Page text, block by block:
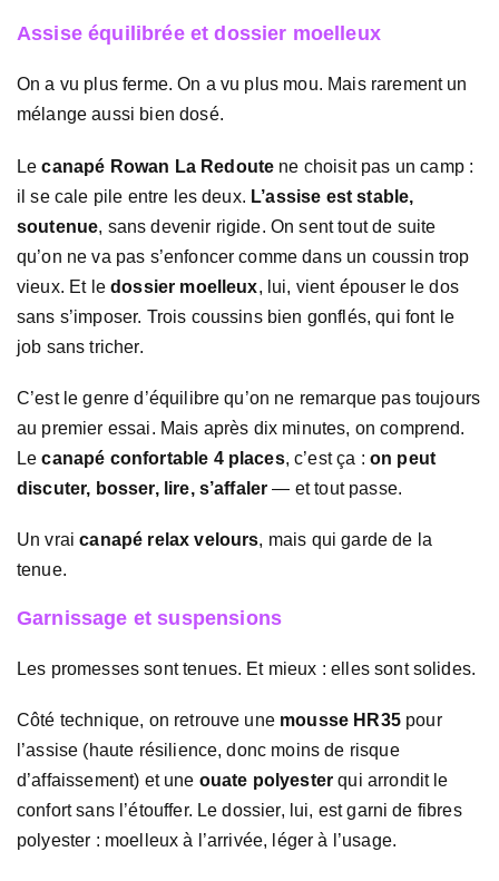
Assise équilibrée et dossier moelleux
On a vu plus ferme. On a vu plus mou. Mais rarement un
mélange aussi bien dosé.
Lecanapé Rowan La Redoute ne choisit pas un camp :
il se cale pile entre les deux. L’assise est stable,
soutenue, sans devenir rigide. On sent tout de suite
qu’on ne va pas s’enfoncer comme dans un coussin trop
vieux. Et ledossier moelleux, lui, vient épouser le dos
sans s’imposer. Trois coussins bien gonflés, qui font le
job sans tricher.
C’est le genre d’équilibre qu’on ne remarque pas toujours
au premier essai. Mais après dix minutes, on comprend.
Lecanapé confortable 4 places, c’est ça : on peut
discuter, bosser, lire, s’affaler — et tout passe.
Un vraicanapé relax velours, mais qui garde de la
tenue.
Garnissage et suspensions
Les promesses sont tenues. Et mieux : elles sont solides.
Côté technique, on retrouve une mousse HR35pour
l’assise (haute résilience, donc moins de risque
d’affaissement) et une ouate polyester qui arrondit le
confort sans l’étouffer. Le dossier, lui, est garni de fibres
polyester : moelleux à l’arrivée, léger à l’usage.